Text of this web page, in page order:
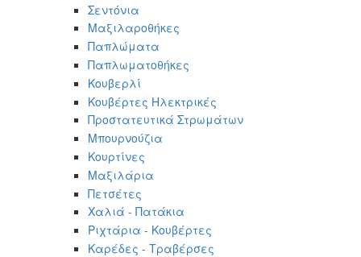
Σεντόνια
Μαξιλαροθήκες
Παπλώματα
Παπλωματοθήκες
Κουβερλί
Κουβέρτες Ηλεκτρικές
Προστατευτικά Στρωμάτων
Μπουρνούζια
Κουρτίνες
Μαξιλάρια
Πετσέτες
Χαλιά - Πατάκια
Ριχτάρια - Κουβέρτες
Καρέδες - Τραβέρσες